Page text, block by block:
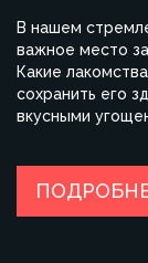
В нашем
важное место
Какие
сохранить его
вкусными
продуктах,
получите